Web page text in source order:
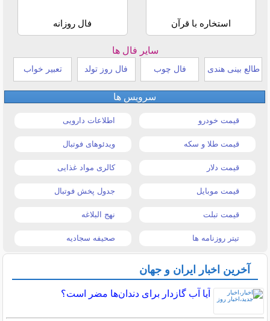
استخاره با قرآن فال روزانه
سایر فال ها
طالع بینی هندی فال چوب فال روز تولد تعبیر خواب
سرویس ها
قیمت خودرو اطلاعات دارویی
قیمت طلا و سکه ویدئوهای فوتبال
قیمت دلار کالری مواد غذایی
قیمت موبایل جدول پخش فوتبال
قیمت تبلت نهج البلاغه
تیتر روزنامه ها صحیفه سجادیه
آخرین اخبار ایران و جهان
آیا آب گازدار برای دندان‌ها مضر است؟